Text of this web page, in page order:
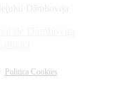
Politica Cookies